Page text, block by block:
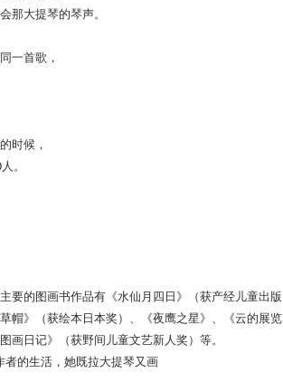
那大提琴的琴声。
一首歌，
时候，
。
要的图画书作品有《水仙月四日》（获产经儿童出版
帽》（获绘本日本奖）、《夜鹰之星》、《云的展览
画日记》（获野间儿童文艺新人奖）等。
者的生活，她既拉大提琴又画